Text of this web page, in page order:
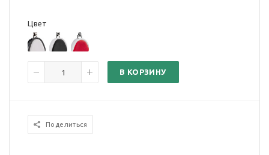
Цвет
В КОРЗИНУ
Поделиться